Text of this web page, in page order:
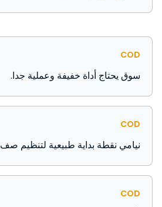
COD
سوق يحتاج أداة خفيفة وعملية جدا.
COD
نيامي نقطة بداية طبيعية لتنظيم صف COD.
COD